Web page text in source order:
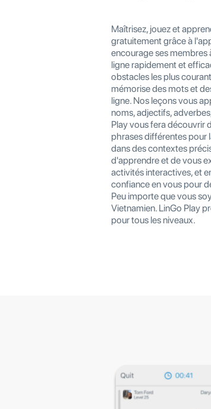
Maîtrisez, jouez et
gratuitement grâce à
encourage ses membres
ligne rapidement et
obstacles les plus
mémorise des mots et
ligne. Nos leçons vous
noms, adjectifs,
Play vous fera découvrir
phrases différentes pour
dans des contextes
d'apprendre et de vous
activités interactives, et
confiance en vous pour
Peu importe que vous
Vietnamien. LinGo Play
pour tous les niveaux.